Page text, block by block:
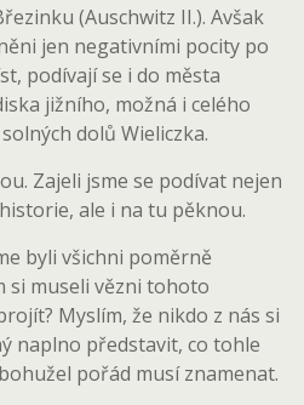
(Auschwitz II.). Avšak
jen negativními pocity po
podívají se i do města
jižního, možná i celého
dolů Wieliczka.
Zajeli jsme se podívat nejen
ale i na tu pěknou.
byli všichni poměrně
si museli vězni tohoto
Myslím, že nikdo z nás si
naplno představit, co tohle
pořád musí znamenat.